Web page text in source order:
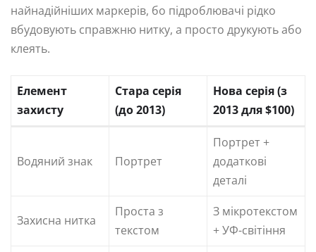
найнадійніших маркерів, бо підроблювачі рідко
вбудовують справжню нитку, а просто друкують або
клеять.
Елемент
захисту
Стара серія
(до 2013)
Нова серія (з
2013 для $100)
Водяний знак Портрет
Портрет +
додаткові
деталі
Захисна нитка
Проста з
текстом
З мікротекстом
+ УФ-світіння